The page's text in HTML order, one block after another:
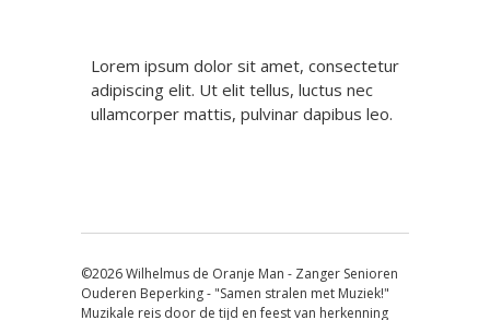
Lorem ipsum dolor sit amet, consectetur
adipiscing elit. Ut elit tellus, luctus nec
ullamcorper mattis, pulvinar dapibus leo.
©2026 Wilhelmus de Oranje Man - Zanger Senioren
Ouderen Beperking - "Samen stralen met Muziek!"
Muzikale reis door de tijd en feest van herkenning